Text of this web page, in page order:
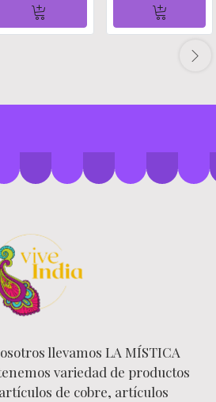
llevamos LA MÍSTICA
variedad de productos
de cobre, artículos